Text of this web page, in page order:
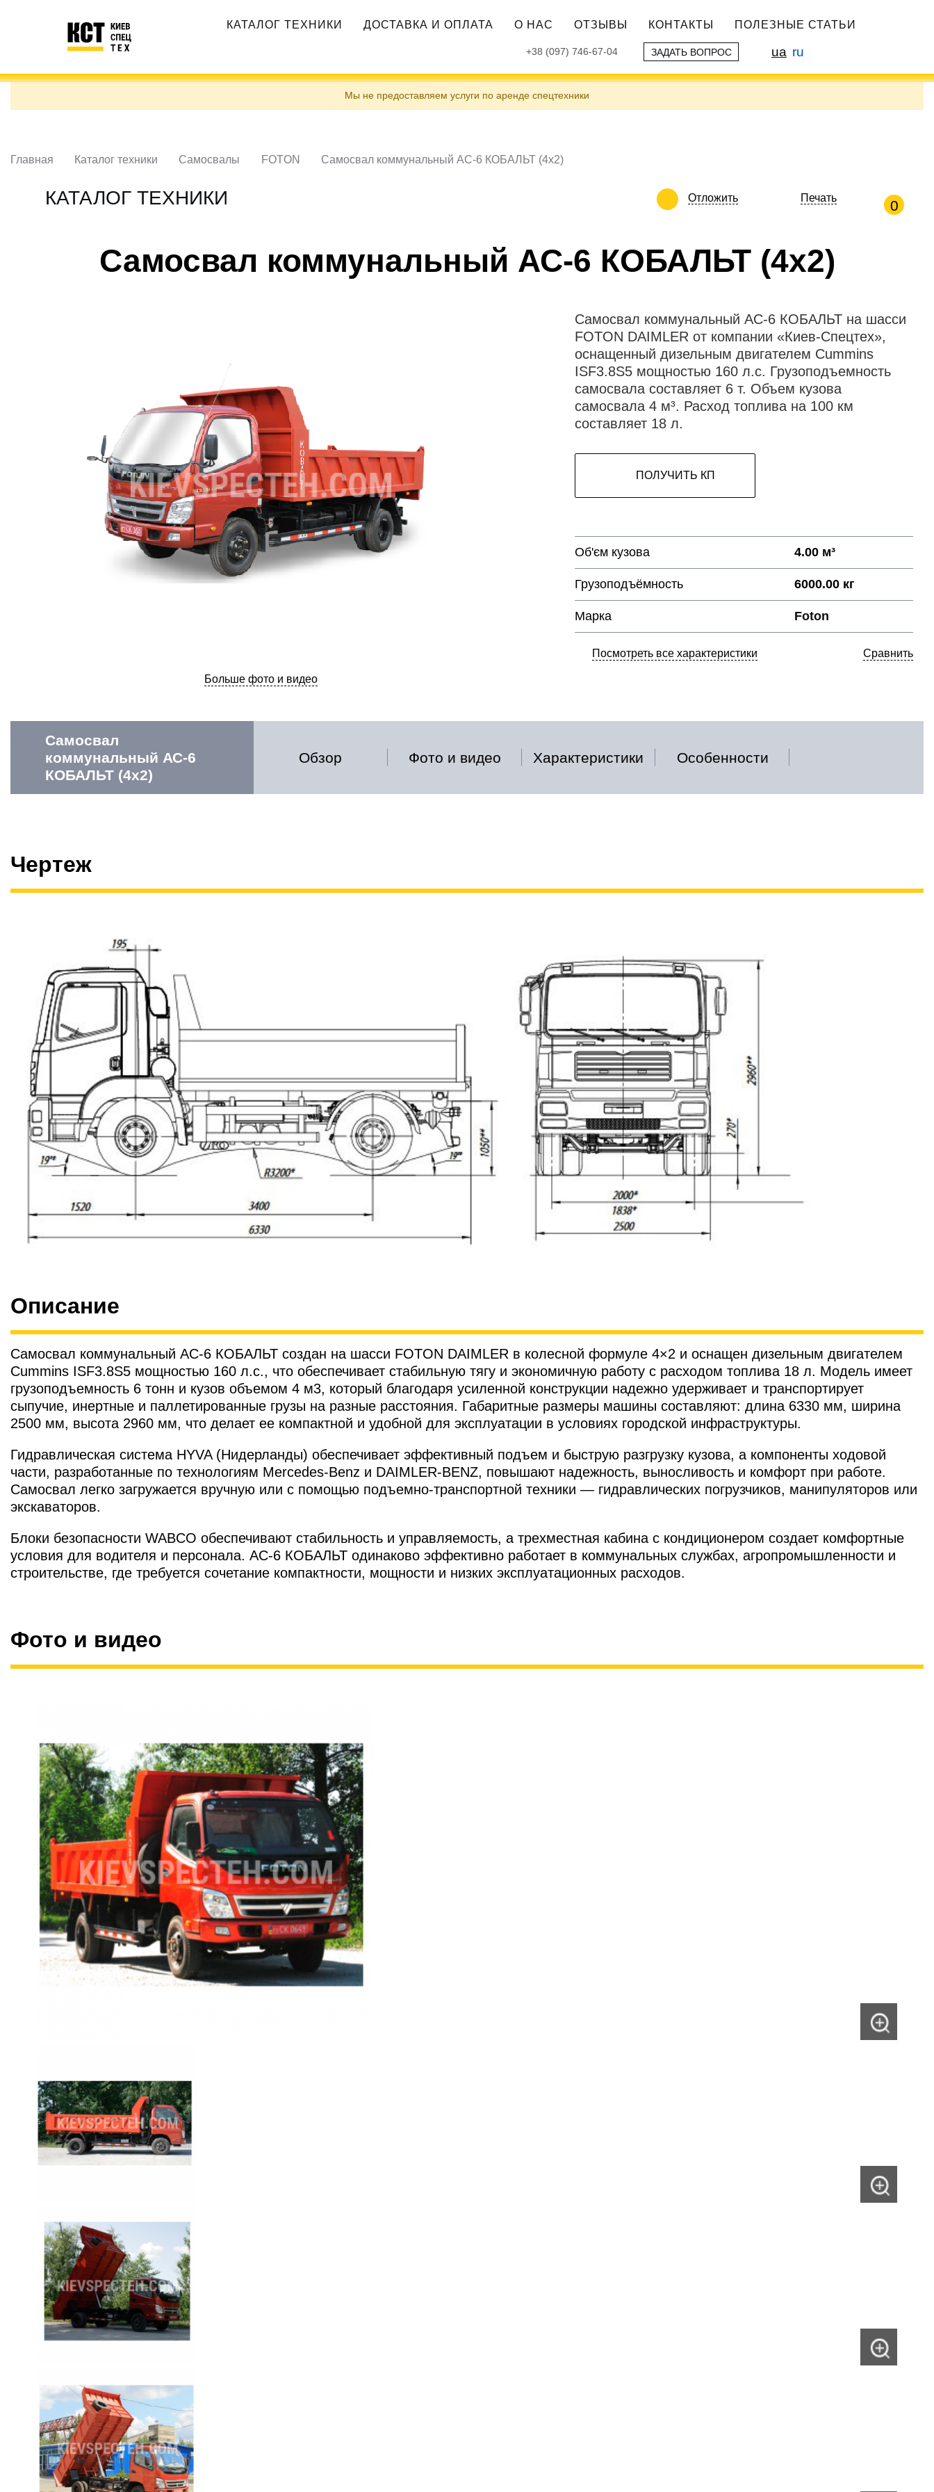
навигация
КАТАЛОГ ТЕХНИКИ ДОСТАВКА И ОПЛАТА О НАС ОТЗЫВЫ КОНТАКТЫ ПОЛЕЗНЫЕ СТАТЬИ
+38 (097) 746-67-04 ЗАДАТЬ ВОПРОС ua ru
Мы не предоставляем услуги по аренде спецтехники
Главная Каталог техники Самосвалы FOTON Самосвал коммунальный АС-6 КОБАЛЬТ (4х2)
КАТАЛОГ ТЕХНИКИ Отложить Печать 0
Самосвал коммунальный АС-6 КОБАЛЬТ (4х2)
Больше фото и видео
Самосвал коммунальный АС-6 КОБАЛЬТ на шасси
FOTON DAIMLER от компании «Киев-Спецтех»,
оснащенный дизельным двигателем Cummins
ISF3.8S5 мощностью 160 л.с. Грузоподъемность
самосвала составляет 6 т. Объем кузова
самосвала 4 м³. Расход топлива на 100 км
составляет 18 л.
ПОЛУЧИТЬ КП
Об'єм кузова 4.00 м³
Грузоподъёмность 6000.00 кг
Марка Foton
Посмотреть все характеристики Сравнить
Самосвал
коммунальный АС-6
КОБАЛЬТ (4х2)
Обзор Фото и видео Характеристики Особенности
Чертеж
Описание
Самосвал коммунальный АС-6 КОБАЛЬТ создан на шасси FOTON DAIMLER в колесной формуле 4×2 и оснащен дизельным двигателем
Cummins ISF3.8S5 мощностью 160 л.с., что обеспечивает стабильную тягу и экономичную работу с расходом топлива 18 л. Модель имеет
грузоподъемность 6 тонн и кузов объемом 4 м3, который благодаря усиленной конструкции надежно удерживает и транспортирует
сыпучие, инертные и паллетированные грузы на разные расстояния. Габаритные размеры машины составляют: длина 6330 мм, ширина
2500 мм, высота 2960 мм, что делает ее компактной и удобной для эксплуатации в условиях городской инфраструктуры.
Гидравлическая система HYVA (Нидерланды) обеспечивает эффективный подъем и быструю разгрузку кузова, а компоненты ходовой
части, разработанные по технологиям Mercedes-Benz и DAIMLER-BENZ, повышают надежность, выносливость и комфорт при работе.
Самосвал легко загружается вручную или с помощью подъемно-транспортной техники — гидравлических погрузчиков, манипуляторов или
экскаваторов.
Блоки безопасности WABCO обеспечивают стабильность и управляемость, а трехместная кабина с кондиционером создает комфортные
условия для водителя и персонала. АС-6 КОБАЛЬТ одинаково эффективно работает в коммунальных службах, агропромышленности и
строительстве, где требуется сочетание компактности, мощности и низких эксплуатационных расходов.
Фото и видео